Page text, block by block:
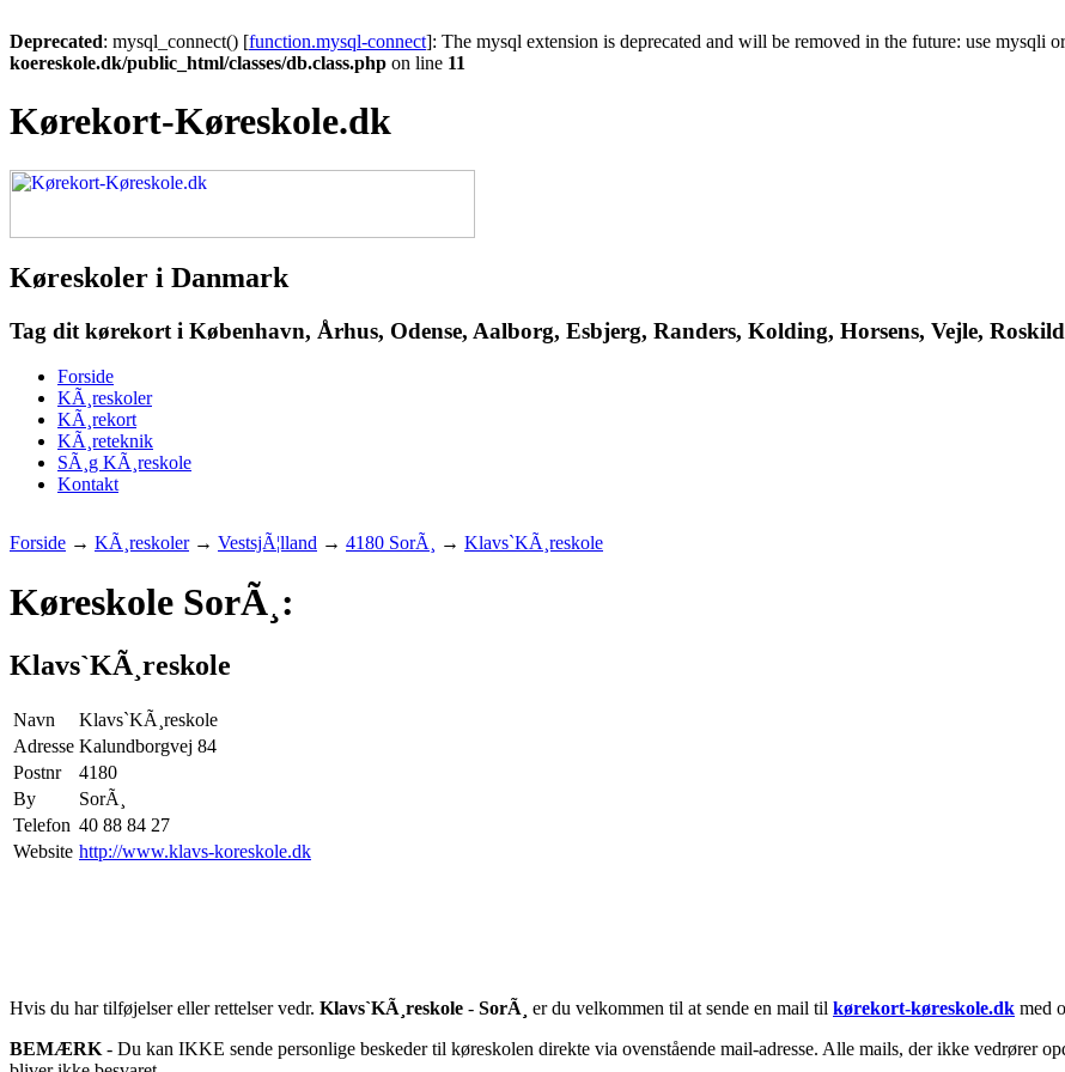
Deprecated: mysql_connect() [function.mysql-connect]: The mysql extension is deprecated and will be removed in the future: use mysqli
koereskole.dk/public_html/classes/db.class.php on line 11
Kørekort-Køreskole.dk
Køreskoler i Danmark
Tag dit kørekort i København, Århus, Odense, Aalborg, Esbjerg, Randers, Kolding, Horsens, Vejle,
Forside
KÃ¸reskoler
KÃ¸rekort
KÃ¸reteknik
SÃ¸g KÃ¸reskole
Kontakt
Forside → KÃ¸reskoler→ VestsjÃ¦lland → 4180 SorÃ¸ → Klavs`KÃ¸reskole
Køreskole SorÃ¸:
Klavs`KÃ¸reskole
Navn
Klavs`KÃ¸reskole
Adresse Kalundborgvej 84
Postnr
4180
By
SorÃ¸
Telefon 40 88 84 27
Website http://www.klavs-koreskole.dk
Hvis du har tilføjelser eller rettelser vedr. Klavs`KÃ¸reskole - SorÃ¸ er du velkommen til at sende en mail til kørekort-køreskole.dk med
BEMÆRK - Du kan IKKE sende personlige beskeder til køreskolen direkte via ovenstående mail-adresse. Alle mails, der ikke vedrører